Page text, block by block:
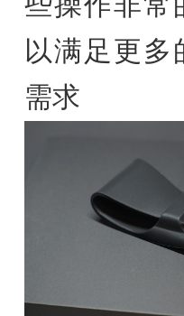
以满足更多
需求